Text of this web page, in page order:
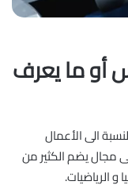
أو ما يعرف
الى اﻷعمال
مجال يضم الكثير من
الرياضيات.